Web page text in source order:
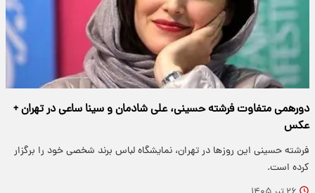
دورهمی متفاوت فرشته حسینی، علی شادمان و سینا ساعی در تهران +
عکس
فرشته حسینی این روزها در تهران، نمایشگاه لباس برند شخصی خود را برگزار
کرده است.